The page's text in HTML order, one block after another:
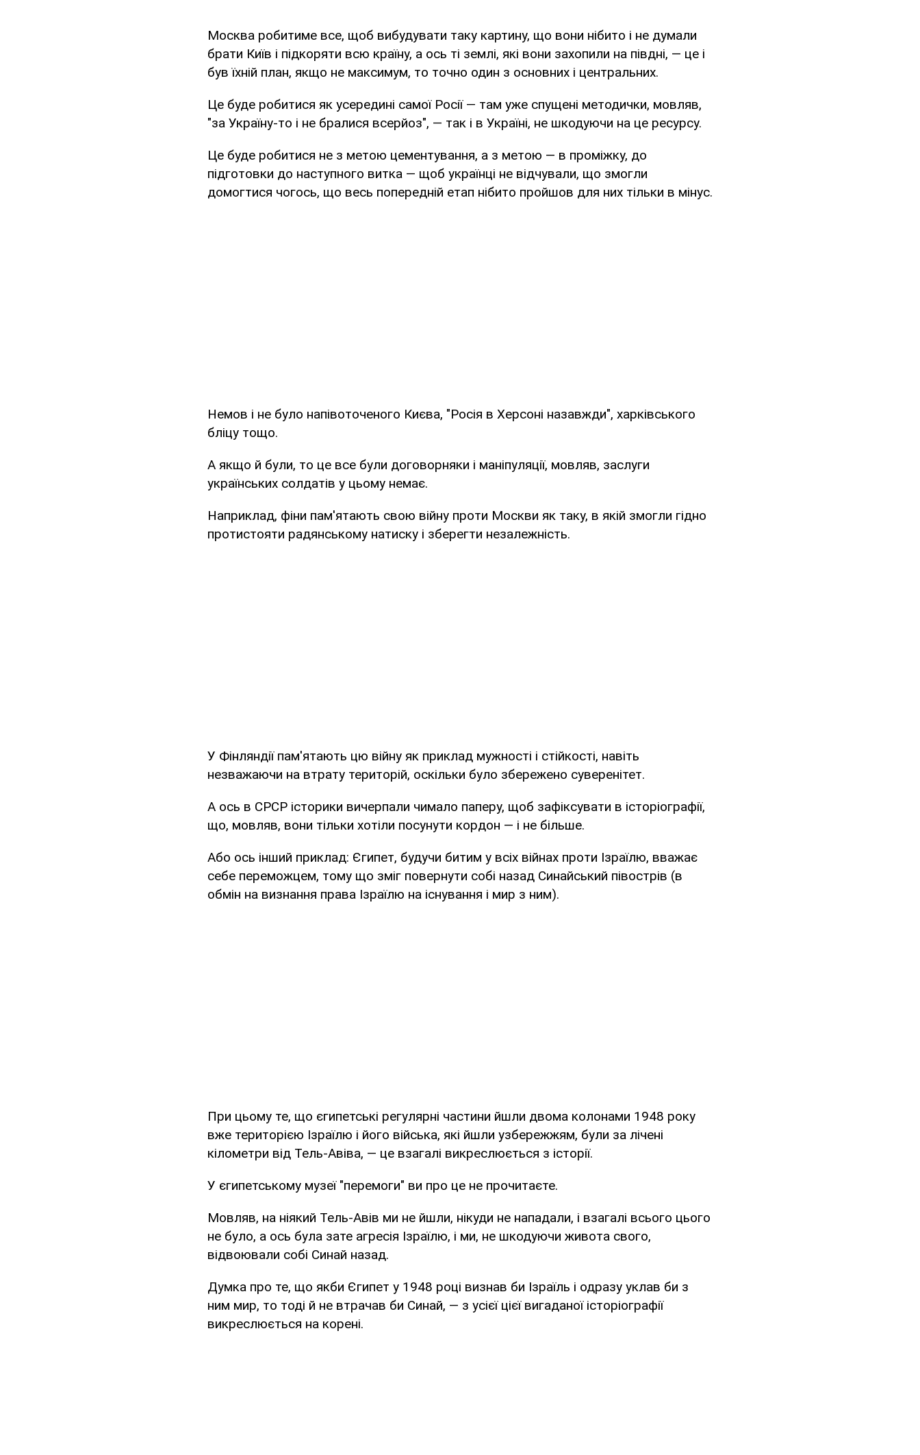
Москва робитиме все, щоб вибудувати таку картину, що вони нібито і не думали
брати Київ і підкоряти всю країну, а ось ті землі, які вони захопили на півдні, — це і
був їхній план, якщо не максимум, то точно один з основних і центральних.
Це буде робитися як усередині самої Росії — там уже спущені методички, мовляв,
"за Україну-то і не бралися всерйоз", — так і в Україні, не шкодуючи на це ресурсу.
Це буде робитися не з метою цементування, а з метою — в проміжку, до
підготовки до наступного витка — щоб українці не відчували, що змогли
домогтися чогось, що весь попередній етап нібито пройшов для них тільки в мінус.
Немов і не було напівоточеного Києва, "Росія в Херсоні назавжди", харківського
бліцу тощо.
А якщо й були, то це все були договорняки і маніпуляції, мовляв, заслуги
українських солдатів у цьому немає.
Наприклад, фіни пам'ятають свою війну проти Москви як таку, в якій змогли гідно
протистояти радянському натиску і зберегти незалежність.
У Фінляндії пам'ятають цю війну як приклад мужності і стійкості, навіть
незважаючи на втрату територій, оскільки було збережено суверенітет.
А ось в СРСР історики вичерпали чимало паперу, щоб зафіксувати в історіографії,
що, мовляв, вони тільки хотіли посунути кордон — і не більше.
Або ось інший приклад: Єгипет, будучи битим у всіх війнах проти Ізраїлю, вважає
себе переможцем, тому що зміг повернути собі назад Синайський півострів (в
обмін на визнання права Ізраїлю на існування і мир з ним).
При цьому те, що єгипетські регулярні частини йшли двома колонами 1948 року
вже територією Ізраїлю і його війська, які йшли узбережжям, були за лічені
кілометри від Тель-Авіва, — це взагалі викреслюється з історії.
У єгипетському музеї "перемоги" ви про це не прочитаєте.
Мовляв, на ніякий Тель-Авів ми не йшли, нікуди не нападали, і взагалі всього цього
не було, а ось була зате агресія Ізраїлю, і ми, не шкодуючи живота свого,
відвоювали собі Синай назад.
Думка про те, що якби Єгипет у 1948 році визнав би Ізраїль і одразу уклав би з
ним мир, то тоді й не втрачав би Синай, — з усієї цієї вигаданої історіографії
викреслюється на корені.